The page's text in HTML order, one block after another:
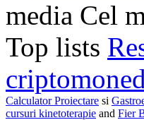
media Cel
Top lists
Calculator Proiectare si
cursuri kinetoterapie and Fier